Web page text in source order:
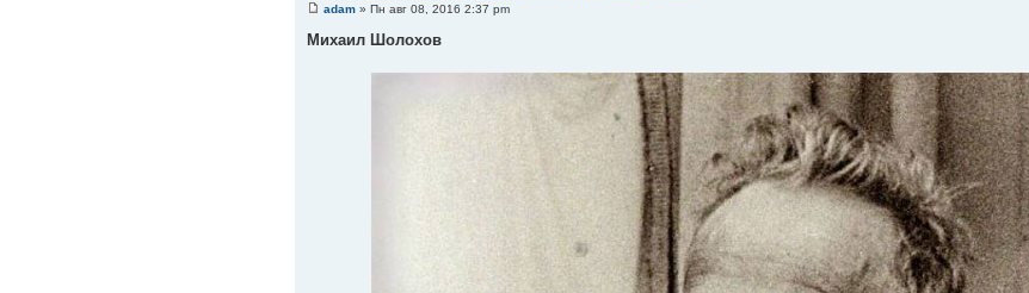
adam » Пн авг 08, 2016 2:37 pm
Михаил Шолохов